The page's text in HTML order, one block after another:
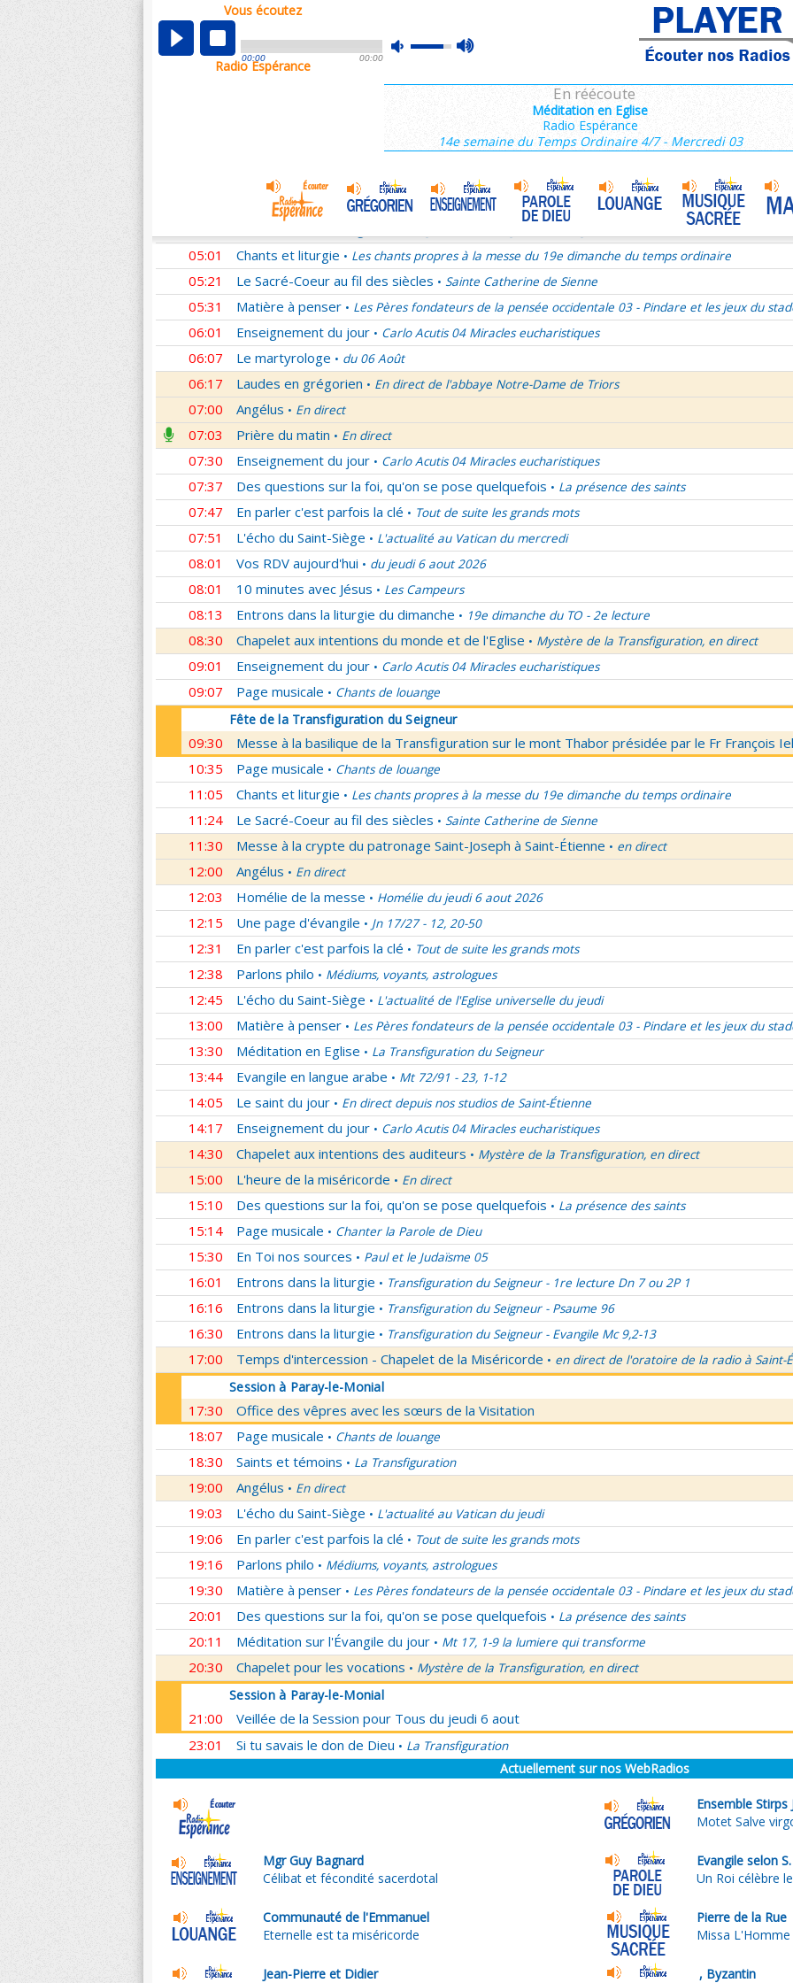
Vous écoutez
mute
max
00:00 00:00
Radio Espérance
En réécoute
Méditation en Eglise
Radio Espérance
14e semaine du Temps Ordinaire 4/7 - Mercredi 03
00:05
01:02 Sentinelles de la foi • Lettres de Saint François de Sales 36/106
01:33 10 minutes avec Jésus
La Transfiguration du Seigneur
Les conférences de la Famille Missionnaire de Notre-Dame • La joie dans l’Esprit-Saint
Corinthiens 6/6
Entrons dans la liturgie Transfiguration du Seigneur - 1re lecture Dn 7 ou 2P 1
Entrons dans la liturgie • Transfiguration du Seigneur - Psaume 96
05:01 Chants et liturgie • Les chants propres à la messe du 19e dimanche du temps ordinaire
05:21 Le Sacré-Coeur au fil des siècles • Sainte Catherine de Sienne
05:31 Matière à penser • Les Pères fondateurs de la pensée occidentale 03 - Pindare et les jeux du
06:01 Enseignement du jour • Carlo Acutis 04 Miracles eucharistiques
06:07 Le martyrologe • du 06 Août
06:17 Laudes en grégorien • En direct de l'abbaye Notre-Dame de Triors
07:00 Angélus • En direct
07:03 Prière du matin • En direct
07:30 Enseignement du jour • Carlo Acutis 04 Miracles eucharistiques
07:37 Des questions sur la foi, qu'on se pose quelquefois • La présence des saints
07:47 En parler c'est parfois la clé • Tout de suite les grands mots
07:51 L'écho du Saint-Siège • L'actualité au Vatican du mercredi
08:01 Vos RDV aujourd'hui • du jeudi 6 aout 2026
08:01 10 minutes avec Jésus • Les Campeurs
08:13 Entrons dans la liturgie du dimanche • 19e dimanche du TO - 2e lecture
08:30 Chapelet aux intentions du monde et de l'Eglise • Mystère de la Transfiguration, en direct
09:01 Enseignement du jour • Carlo Acutis 04 Miracles eucharistiques
09:07 Page musicale • Chants de louange
Fête de la Transfiguration du Seigneur
09:30
Messe à la basilique de la Transfiguration sur le mont Thabor présidée par le Fr François
10:35
Page musicale • Chants de louange
11:05 Chants et liturgie • Les chants propres à la messe du 19e dimanche du temps ordinaire
11:24 Le Sacré-Coeur au fil des siècles • Sainte Catherine de Sienne
11:30 Messe à la crypte du patronage Saint-Joseph à Saint-Étienne • en direct
12:00 Angélus • En direct
12:03 Homélie de la messe • Homélie du jeudi 6 aout 2026
12:15 Une page d'évangile • Jn 17/27 - 12, 20-50
12:31 En parler c'est parfois la clé • Tout de suite les grands mots
12:38 Parlons philo • Médiums, voyants, astrologues
12:45 L'écho du Saint-Siège • L'actualité de l'Eglise universelle du jeudi
13:00 Matière à penser • Les Pères fondateurs de la pensée occidentale 03 - Pindare et les jeux du
13:30 Méditation en Eglise • La Transfiguration du Seigneur
13:44 Evangile en langue arabe • Mt 72/91 - 23, 1-12
14:05 Le saint du jour • En direct depuis nos studios de Saint-Étienne
14:17 Enseignement du jour • Carlo Acutis 04 Miracles eucharistiques
14:30 Chapelet aux intentions des auditeurs • Mystère de la Transfiguration, en direct
15:00 L'heure de la miséricorde • En direct
15:10 Des questions sur la foi, qu'on se pose quelquefois • La présence des saints
15:14 Page musicale • Chanter la Parole de Dieu
15:30 En Toi nos sources • Paul et le Judaïsme 05
16:01 Entrons dans la liturgie • Transfiguration du Seigneur - 1re lecture Dn 7 ou 2P 1
16:16 Entrons dans la liturgie • Transfiguration du Seigneur - Psaume 96
16:30 Entrons dans la liturgie • Transfiguration du Seigneur - Evangile Mc 9,2-13
17:00 Temps d'intercession - Chapelet de la Miséricorde • en direct de l'oratoire de la radio à Saint-
Session à Paray-le-Monial
17:30
Office des vêpres avec les sœurs de la Visitation
18:07
Page musicale • Chants de louange
18:30 Saints et témoins • La Transfiguration
19:00 Angélus • En direct
19:03 L'écho du Saint-Siège • L'actualité au Vatican du jeudi
19:06 En parler c'est parfois la clé • Tout de suite les grands mots
19:16 Parlons philo • Médiums, voyants, astrologues
19:30 Matière à penser • Les Pères fondateurs de la pensée occidentale 03 - Pindare et les jeux du
20:01 Des questions sur la foi, qu'on se pose quelquefois • La présence des saints
20:11 Méditation sur l'Évangile du jour • Mt 17, 1-9 la lumiere qui transforme
20:30 Chapelet pour les vocations • Mystère de la Transfiguration, en direct
Session à Paray-le-Monial
21:00
Veillée de la Session pour Tous du jeudi 6 aout
23:01
Si tu savais le don de Dieu • La Transfiguration
Actuellement sur nos WebRadios
Ensemble
Motet Salve
Mgr Guy Bagnard
Célibat et fécondité sacerdotal
Evangile selon
Un Roi célèbre
Communauté de l'Emmanuel
Eternelle est ta miséricorde
Pierre de la Rue
Missa
Jean-Pierre et Didier , Byzantin